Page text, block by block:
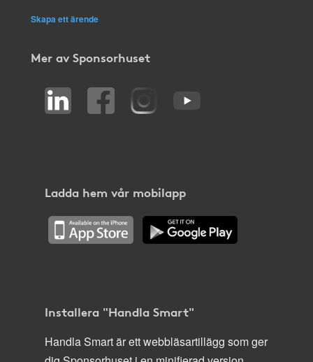
Skapa ett ärende
Mer av Sponsorhuset
Ladda hem vår mobilapp
Installera "Handla Smart"
Handla Smart är ett webbläsartillägg som ger